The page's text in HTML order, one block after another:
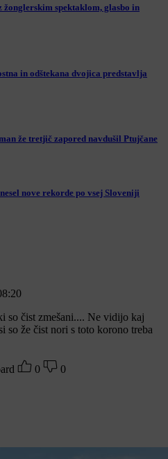
žonglerskim spektaklom, glasbo in
in odštekana dvojica predstavlja
že tretjič zapored navdušil Ptujčane
nove rekorde po vsej Sloveniji
so čist zmešani.... Ne vidijo kaj
so že čist nori s toto korono treba
0 0